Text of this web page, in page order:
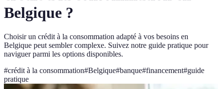
Belgique ?
Choisir un crédit à la consommation adapté à vos besoins en
Belgique peut sembler complexe. Suivez notre guide pratique pour
naviguer parmi les options disponibles.
#crédit à la consommation#Belgique#banque#financement#guide
pratique